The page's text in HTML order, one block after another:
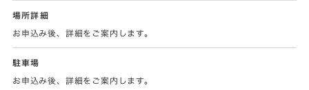
場所詳細
お申込み後、詳細をご案内します。
駐車場
お申込み後、詳細をご案内します。